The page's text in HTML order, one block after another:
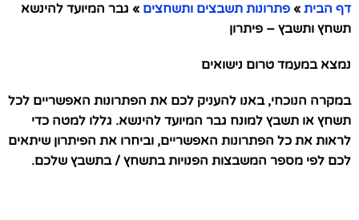
דף הבית » פתרונות תשבצים ותשחצים » גבר המיועד להינשא
תשחץ ותשבץ – פיתרון
נמצא במעמד טרום נישואים
במקרה הנוכחי, באנו להעניק לכם את הפתרונות האפשריים לכל
תשחץ או תשבץ למונח גבר המיועד להינשא. גללו למטה כדי
לראות את כל הפתרונות האפשריים, וביחרו את הפיתרון שיתאים
לכם לפי מספר המשבצות הפנויות בתשחץ / בתשבץ שלכם.